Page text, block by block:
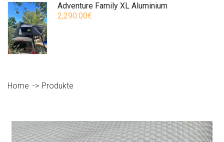
Adventure Family XL Aluminium
2,290.00€
Home Produkte